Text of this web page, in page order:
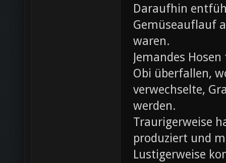
Daraufhin
Gemüseauflauf
waren.
Jemandes
Obi überfallen,
verwechselte,
werden.
Traurigerweise
produziert und
Lustigerweise